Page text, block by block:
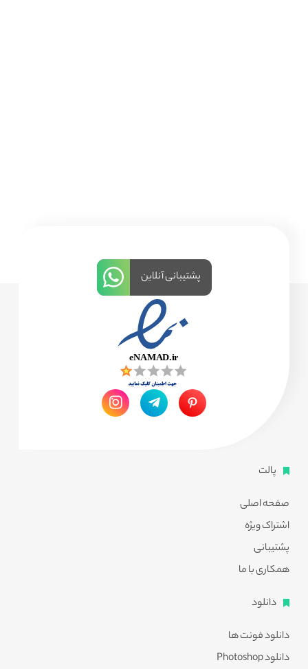
پالت
صفحه اصلی
اشتراک ویژه
پشتیبانی
همکاری با ما
دانلود
دانلود فونت ها
دانلود Photoshop
پشتیبانی آنلاین